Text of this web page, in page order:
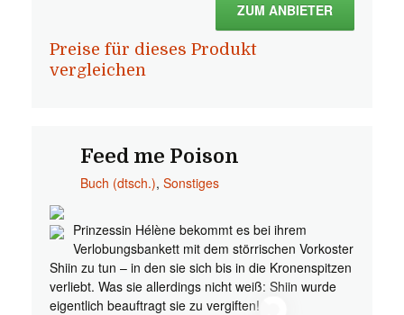
ZUM ANBIETER
Preise für dieses Produkt
vergleichen
Feed me Poison
Buch (dtsch.), Sonstiges
Prinzessin Hélène bekommt es bei ihrem
Verlobungsbankett mit dem störrischen Vorkoster
Shiin zu tun – in den sie sich bis in die Kronenspitzen
verliebt. Was sie allerdings nicht weiß: Shiin wurde
eigentlich beauftragt sie zu vergiften!